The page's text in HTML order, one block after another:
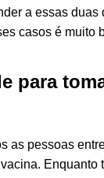
a essas duas
casos é muito
para
as pessoas
Enquanto